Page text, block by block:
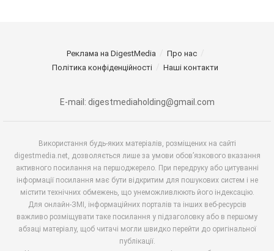
Реклама на DigestMedia
Про нас
Політика конфіденційності
Наші контакти
E-mail: digestmediaholding@gmail.com
Використання будь-яких матеріалів, розміщених на сайті
digestmedia.net, дозволяється лише за умови обов’язкового вказання
активного посилання на першоджерело. При передруку або цитуванні
інформації посилання має бути відкритим для пошукових систем і не
містити технічних обмежень, що унеможливлюють його індексацію.
Для онлайн-ЗМІ, інформаційних порталів та інших веб-ресурсів
важливо розміщувати таке посилання у підзаголовку або в першому
абзаці матеріалу, щоб читачі могли швидко перейти до оригінальної
публікації.